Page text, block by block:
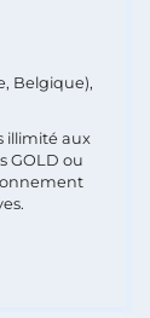
Belgique),
illimité aux
GOLD ou